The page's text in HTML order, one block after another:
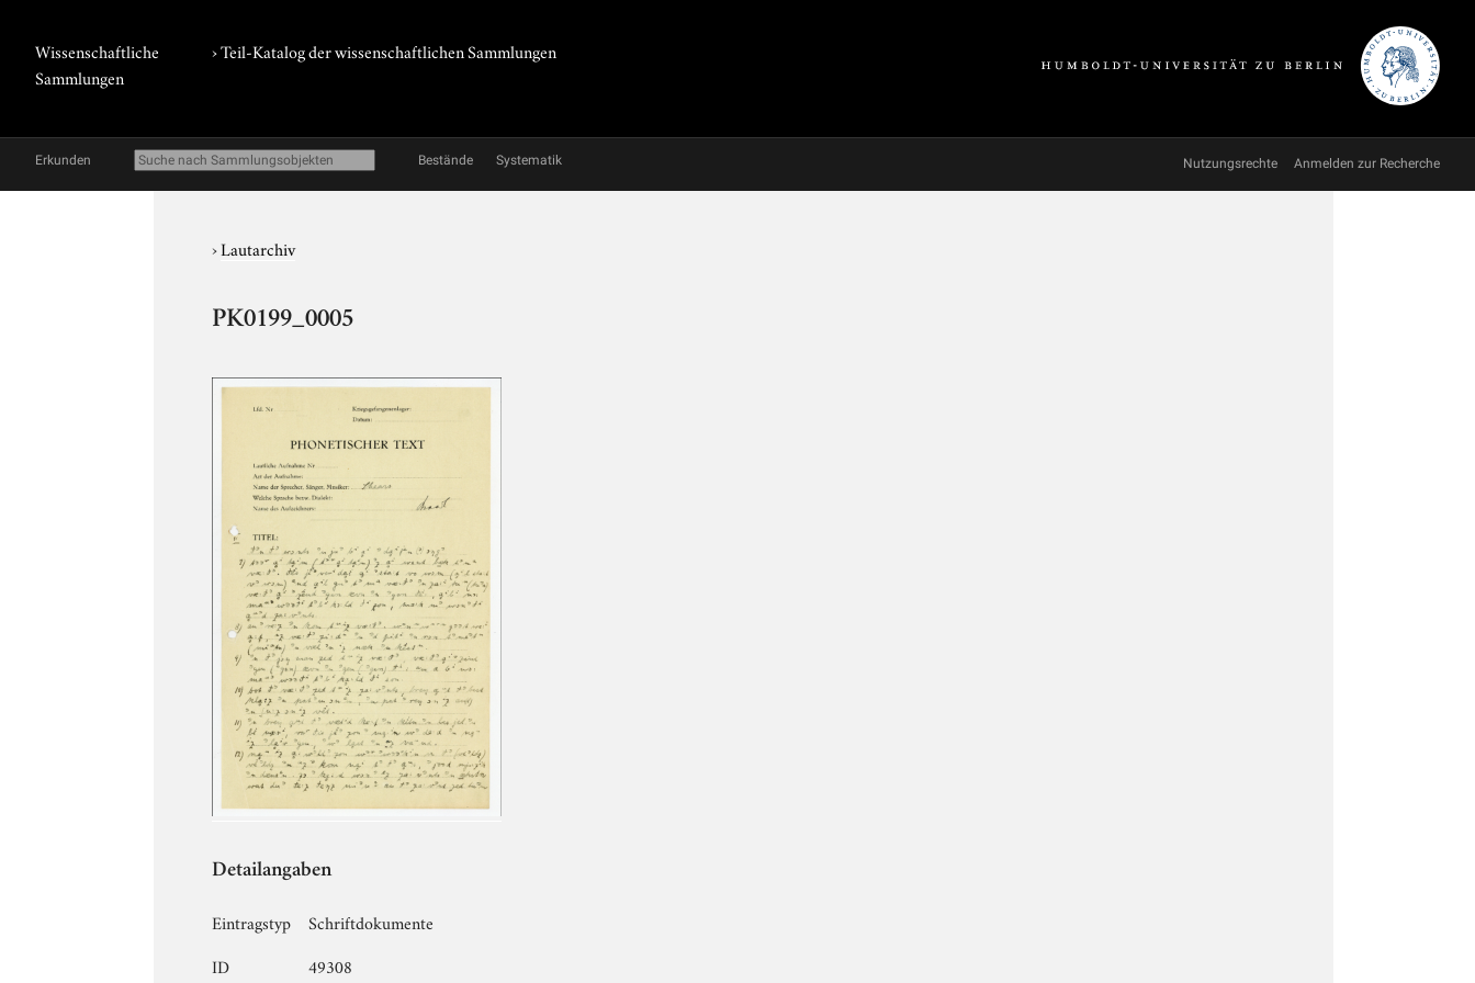
Wissenschaftliche
Sammlungen
› Teil-Katalog der wissenschaftlichen Sammlungen
Erkunden Bestände Systematik Nutzungsrechte Anmelden zur Recherche
›Lautarchiv
PK0199_0005
Detailangaben
Eintragstyp
Schriftdokumente
ID
49308